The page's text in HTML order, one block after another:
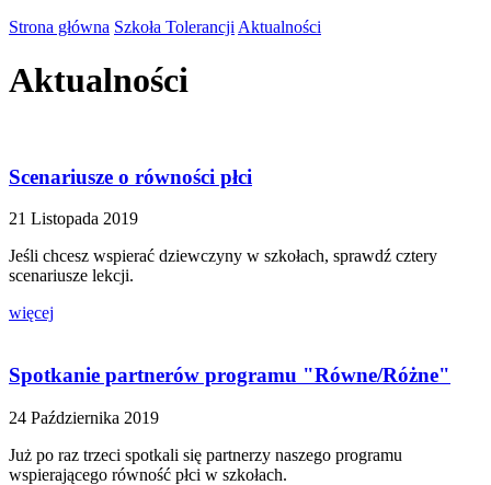
Strona główna Szkoła Tolerancji Aktualności
Aktualności
Scenariusze o równości płci
21 Listopada 2019
Jeśli chcesz wspierać dziewczyny w szkołach, sprawdź cztery
scenariusze lekcji.
więcej
Spotkanie partnerów programu "Równe/Różne"
24 Października 2019
Już po raz trzeci spotkali się partnerzy naszego programu
wspierającego równość płci w szkołach.